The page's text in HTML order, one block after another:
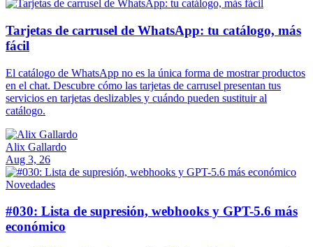
Tarjetas de carrusel de WhatsApp: tu catálogo, más
fácil
El catálogo de WhatsApp no es la única forma de mostrar productos
en el chat. Descubre cómo las tarjetas de carrusel presentan tus
servicios en tarjetas deslizables y cuándo pueden sustituir al
catálogo.
Alix Gallardo
Aug 3, 26
Novedades
#030: Lista de supresión, webhooks y GPT-5.6 más
económico